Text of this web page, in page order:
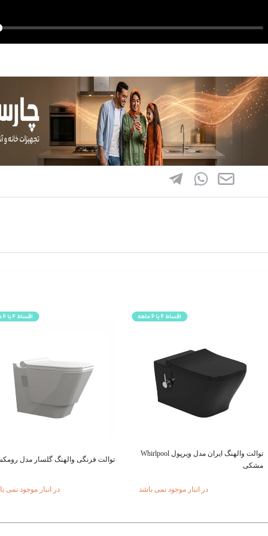
توالت فرنگی والهنگ گلسار مدل رومکس
در انبار موجود نمی باشد
سفید
در انبار موجود نمی